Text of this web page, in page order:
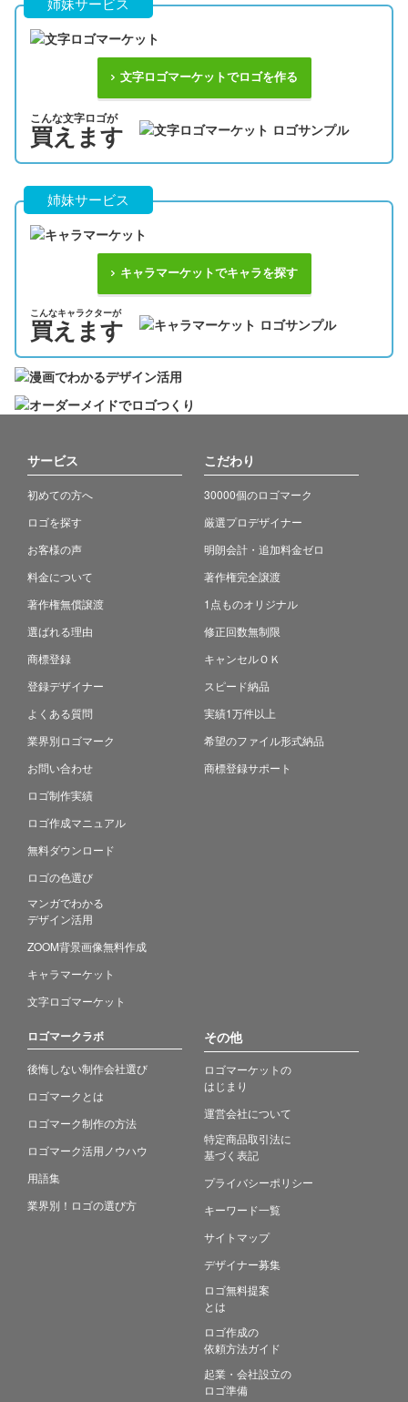
文字ロゴマーケットでロゴを作る
こんな文字ロゴが
買えます
姉妹サービス
キャラマーケットでキャラを探す
こんなキャラクターが
買えます
サービス
初めての方へ
ロゴを探す
お客様の声
料金について
著作権無償譲渡
選ばれる理由
商標登録
登録デザイナー
よくある質問
業界別ロゴマーク
お問い合わせ
ロゴ制作実績
ロゴ作成マニュアル
無料ダウンロード
ロゴの色選び
マンガでわかる
デザイン活用
ZOOM背景画像無料作成
キャラマーケット
文字ロゴマーケット
こだわり
30000個のロゴマーク
厳選プロデザイナー
明朗会計・追加料金ゼロ
著作権完全譲渡
1点ものオリジナル
修正回数無制限
キャンセルＯＫ
スピード納品
実績1万件以上
希望のファイル形式納品
商標登録サポート
ロゴマークラボ
後悔しない制作会社選び
ロゴマークとは
ロゴマーク制作の方法
ロゴマーク活用ノウハウ
用語集
業界別！ロゴの選び方
その他
ロゴマーケットの
はじまり
運営会社について
特定商品取引法に
基づく表記
プライバシーポリシー
キーワード一覧
サイトマップ
デザイナー募集
ロゴ無料提案
とは
ロゴ作成の
依頼方法ガイド
起業・会社設立の
ロゴ準備